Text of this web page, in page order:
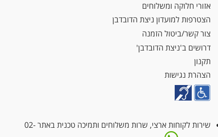
אזורי חלוקה ומשלוחים
הצטרפות למועדון ניצת הדובדבן
צור קשר/ביטול הזמנה
דרושים ב'ניצת הדובדבן'
תקנון
הצהרת נגישות
שירות לקוחות ארצי, שרות משלוחים ותמיכה טכנית באתר02-